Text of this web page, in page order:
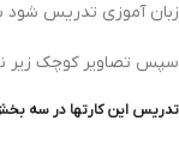
زبان آموزی تدریس شود
سپس تصاویر کوچک زیر
تدریس این کارتها در سه